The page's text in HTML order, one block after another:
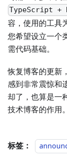
TypeScript +
容，使用的工具
您希望设立一个
需代码基础。
恢复博客的更新
感到非常震惊和
却了，也算是一
技术博客的作用。
标签：